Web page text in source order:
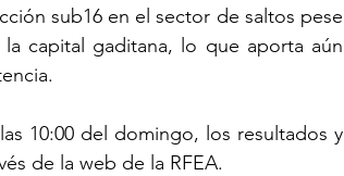
sub16 en el sector de saltos pese
capital gaditana, lo que aporta aún
10:00 del domingo, los resultados y
de la web de la RFEA.